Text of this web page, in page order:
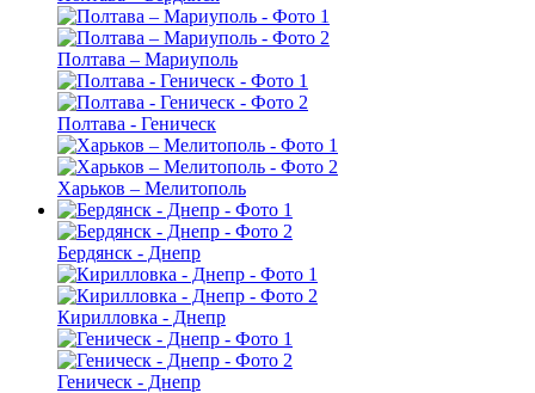
Полтава – Мариуполь
Полтава - Геническ
Харьков – Мелитополь
Бердянск - Днепр
Кирилловка - Днепр
Геническ - Днепр